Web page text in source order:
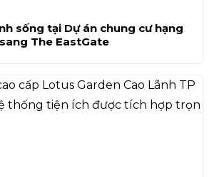
sống tại Dự án chung cư hạng
sang The EastGate